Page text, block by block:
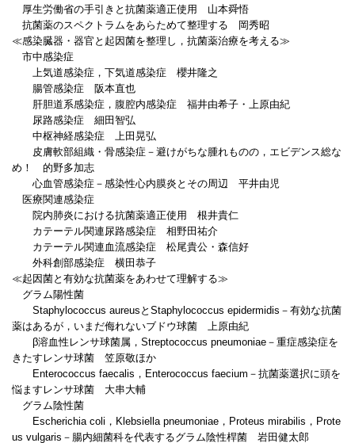
厚生労働省の手引きと抗菌薬適正使用 山本舜悟
抗菌薬のスペクトラムをあらためて整理する 岡秀昭
≪感染臓器・器官と起因菌を整理し，抗菌薬治療を考える≫
市中感染症
上気道感染症，下気道感染症 櫻井隆之
腸管感染症 阪本直也
肝胆道系感染症，腹腔内感染症 福井由希子・上原由紀
尿路感染症 細田智弘
中枢神経感染症 上田晃弘
皮膚軟部組織・骨感染症－避けがちな腫れものの，エビデンス総な
め！ 的野多加志
心血管感染症－感染性心内膜炎とその周辺 平井由児
医療関連感染症
院内肺炎における抗菌薬適正使用 根井貴仁
カテーテル関連尿路感染症 相野田祐介
カテーテル関連血流感染症 松尾貴公・森信好
外科創部感染症 横田恭子
≪起因菌と有効な抗菌薬をあわせて理解する≫
グラム陽性菌
Staphylococcus aureusとStaphylococcus epidermidis－有効な抗菌
薬はあるが，いまだ侮れないブドウ球菌 上原由紀
β溶血性レンサ球菌属，Streptococcus pneumoniae－重症感染症を
きたすレンサ球菌 笠原敬ほか
Enterococcus faecalis，Enterococcus faecium－抗菌薬選択に頭を
悩ますレンサ球菌 大串大輔
グラム陰性菌
Escherichia coli，Klebsiella pneumoniae，Proteus mirabilis，Prote
us vulgaris－腸内細菌科を代表するグラム陰性桿菌 岩田健太郎